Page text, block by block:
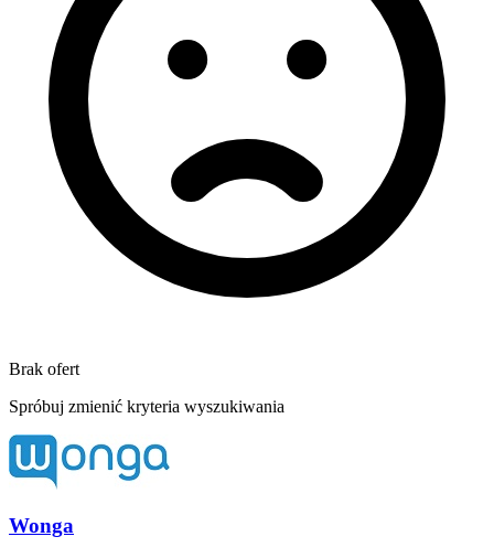
Brak ofert
Spróbuj zmienić kryteria wyszukiwania
Wonga